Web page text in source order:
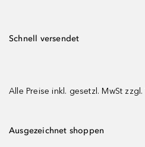
Schnell versendet
Alle Preise inkl. gesetzl. MwSt zzgl.
Ausgezeichnet shoppen